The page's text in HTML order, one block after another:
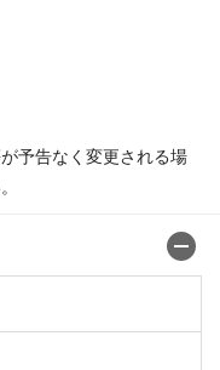
予告なく変更される場